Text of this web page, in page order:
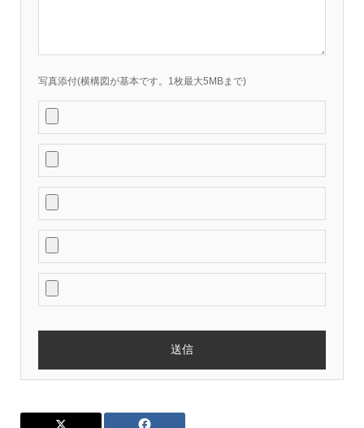
写真添付(横構図が基本です。1枚最大5MBまで)